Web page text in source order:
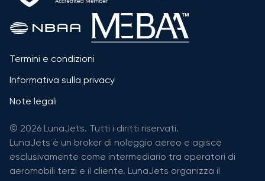
Termini e condizioni
Informativa sulla privacy
Note legali
© 2026 LunaJets. Tutti i diritti riservati.
LunaJets è un broker di noleggio aereo e agisce
esclusivamente come intermediario tra operatori di
aeromobili terzi e il cliente. LunaJets organizza il